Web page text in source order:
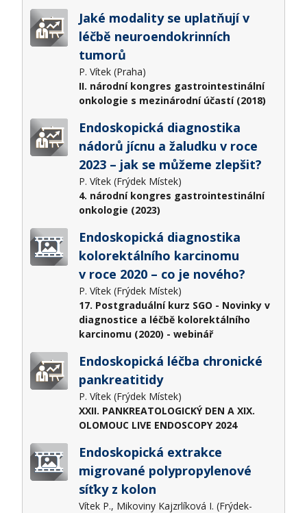
Jaké modality se uplatňují v
léčbě neuroendokrinních
tumorů
P. Vítek (Praha)
II. národní kongres gastrointestinální
onkologie s mezinárodní účastí (2018)
Endoskopická diagnostika
nádorů jícnu a žaludku v roce
2023 – jak se můžeme zlepšit?
P. Vítek (Frýdek Místek)
4. národní kongres gastrointestinální
onkologie (2023)
Endoskopická diagnostika
kolorektálního karcinomu
v roce 2020 – co je nového?
P. Vítek (Frýdek Místek)
17. Postgraduální kurz SGO - Novinky v
diagnostice a léčbě kolorektálního
karcinomu (2020) - webinář
Endoskopická léčba chronické
pankreatitidy
P. Vítek (Frýdek Místek)
XXII. PANKREATOLOGICKÝ DEN A XIX.
OLOMOUC LIVE ENDOSCOPY 2024
Endoskopická extrakce
migrované polypropylenové
síťky z kolon
Vítek P., Mikoviny Kajzrlíková I. (Frýdek-